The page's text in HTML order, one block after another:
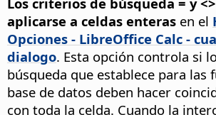
aplicarse a celdas enteras en el
Opciones - LibreOffice Calc -
dialogo. Esta opción controla si
búsqueda que establece para las
base de datos deben hacer
con toda la celda. Cuando la